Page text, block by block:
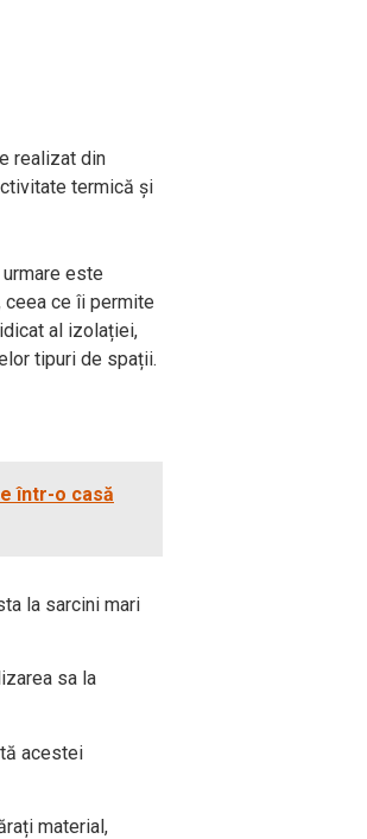
realizat din
termică și
este
ce îi permite
al izolației,
tipuri de spații.
într-o casă
la sarcini mari
sa la
acestei
material,